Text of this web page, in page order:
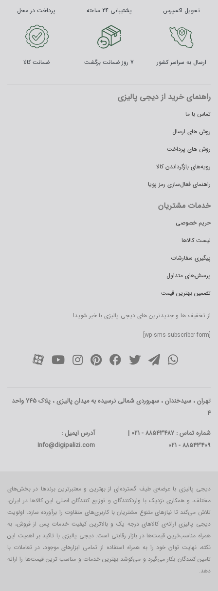
تحویل اکسپرس پشتیبانی 24 ساعته پرداخت در محل
ارسال به سراسر کشور 7 روز ضمانت برگشت ضمانت کالا
راهنمای خرید از دیجی پالیزی
تماس با ما
روش های ارسال
روش های پرداخت
رویه‌های بازگرداندن کالا
راهنمای فعال‌سازی رمز پویا
خدمات مشتریان
حریم خصوصی
لیست کالاها
پیگیری سفارشات
پرسش‌های متداول
تضمین بهترین قیمت
از تخفیف ها و جدیدترین های دیجی پالیزی با خبر شوید!
[wp-sms-subscriber-form]
تهران ، سیدخندان ، سهروردی شمالی نرسیده به میدان پالیزی ، پلاک 745 واحد
4
شماره تماس : 88543487 - 021 |
88543409 - 021
آدرس ایمیل :
Info@digipalizi.com
دیجی پالیزی با عرضه‌ی طیف گسترده‌ای از بهترین و معتبرترین برندها در بخش‌های
مختلف، و همکاری نزدیک با واردکنندگان و توزیع کنندگان اصلی این کالاها در ایران،
تلاش می‌کند تا نیازهای متنوع مشتریان با کاربری‌‌های متفاوت را برآورده سازد. اولویت
دیجی پالیزی ارائه‌ی کالاهای درجه یک و بالاترین کیفیت خدمات پس از فروش، به
همراه مناسب‌ترین قیمت‌ها در بازار رقابتی است. دیجی پالیزی با تاکید بر اهمیت این
نکته، نهایت توان خود را به همراه استفاده از تمامی ابزارهای موجود، در تعاملات با
تامین کنندگان بکار می‎‌گیرد و می‌کوشد بهترین خدمات و مناسب ترین قیمت‌ها را ارائه
دهد.